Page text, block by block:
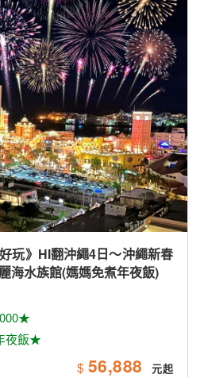
玩》HI翻沖繩4日～沖繩新春
海水族館(媽媽免煮年夜飯)
夜飯★
$ 56,888